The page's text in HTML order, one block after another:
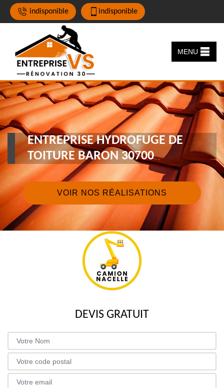
indisponible indisponible
MENU
ENTREPRISE HYDROFUGE DE
TOITURE BARON 30700
VOIR NOS RÉALISATIONS
DEVIS GRATUIT